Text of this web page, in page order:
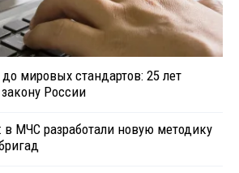
мировых стандартов: 25 лет
России
в МЧС разработали новую методику